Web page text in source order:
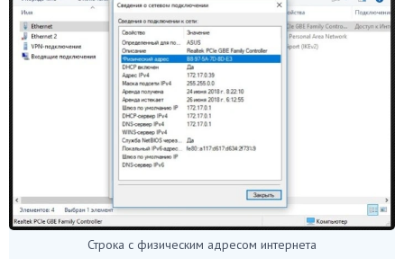
Строка с физическим адресом интернета